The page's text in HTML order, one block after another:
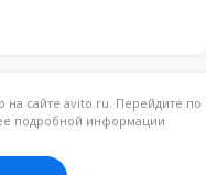
на сайте avito.ru. Перейдите по
подробной информации